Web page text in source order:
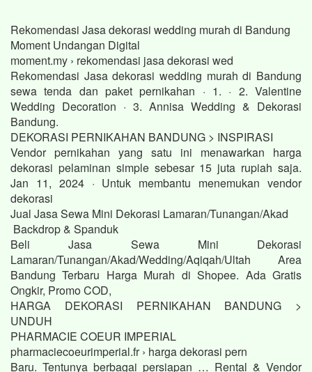
Rekomendasi Jasa dekorasi wedding murah di Bandung
Moment Undangan Digital
moment.my › rekomendasi jasa dekorasi wed
Rekomendasi Jasa dekorasi wedding murah di Bandung
sewa tenda dan paket pernikahan · 1. · 2. Valentine
Wedding Decoration · 3. Annisa Wedding & Dekorasi
Bandung.
DEKORASI PERNIKAHAN BANDUNG > INSPIRASI
Vendor pernikahan yang satu ini menawarkan harga
dekorasi pelaminan simple sebesar 15 juta rupiah saja.
Jan 11, 2024 · Untuk membantu menemukan vendor
dekorasi
Jual Jasa Sewa Mini Dekorasi Lamaran/Tunangan/Akad
Backdrop & Spanduk
Beli Jasa Sewa Mini Dekorasi
Lamaran/Tunangan/Akad/Wedding/Aqiqah/Ultah Area
Bandung Terbaru Harga Murah di Shopee. Ada Gratis
Ongkir, Promo COD,
HARGA DEKORASI PERNIKAHAN BANDUNG >
UNDUH
PHARMACIE COEUR IMPERIAL
pharmaciecoeurimperial.fr › harga dekorasi pern
Baru. Tentunya berbagai persiapan … Rental & Vendor